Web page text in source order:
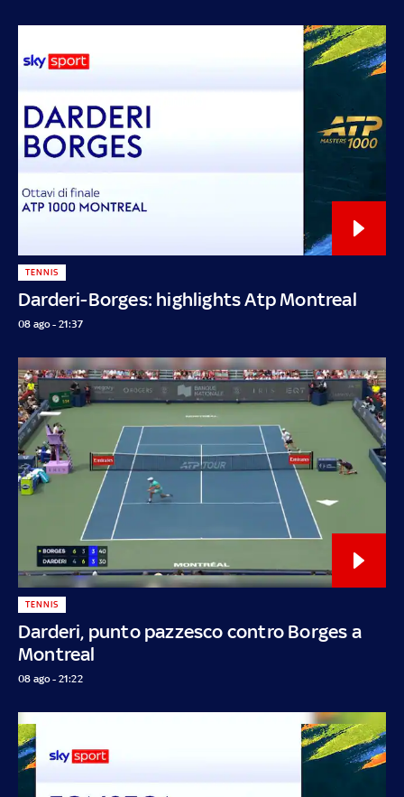
Darderi-Borges: highlights Atp Montreal
TENNIS
08 ago - 21:37
Darderi, punto pazzesco contro Borges a
Montreal
TENNIS
08 ago - 21:22